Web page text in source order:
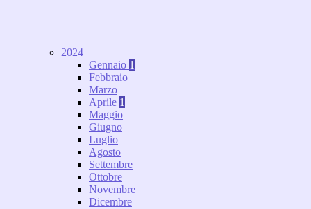
2024
Gennaio 1
Febbraio
Marzo
Aprile 1
Maggio
Giugno
Luglio
Agosto
Settembre
Ottobre
Novembre
Dicembre